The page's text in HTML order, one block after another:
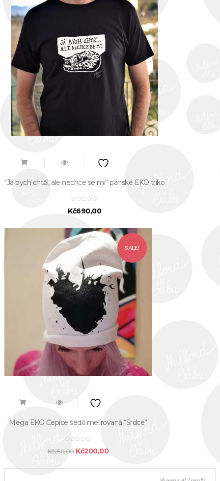
“Já bych chtěl, ale nechce se mi” pánské EKO triko
Kč690,00
SALE!
Mega EKO Čepice šedě melírovaná “Srdce”
Kč250,00 Original
Kč200,00Current